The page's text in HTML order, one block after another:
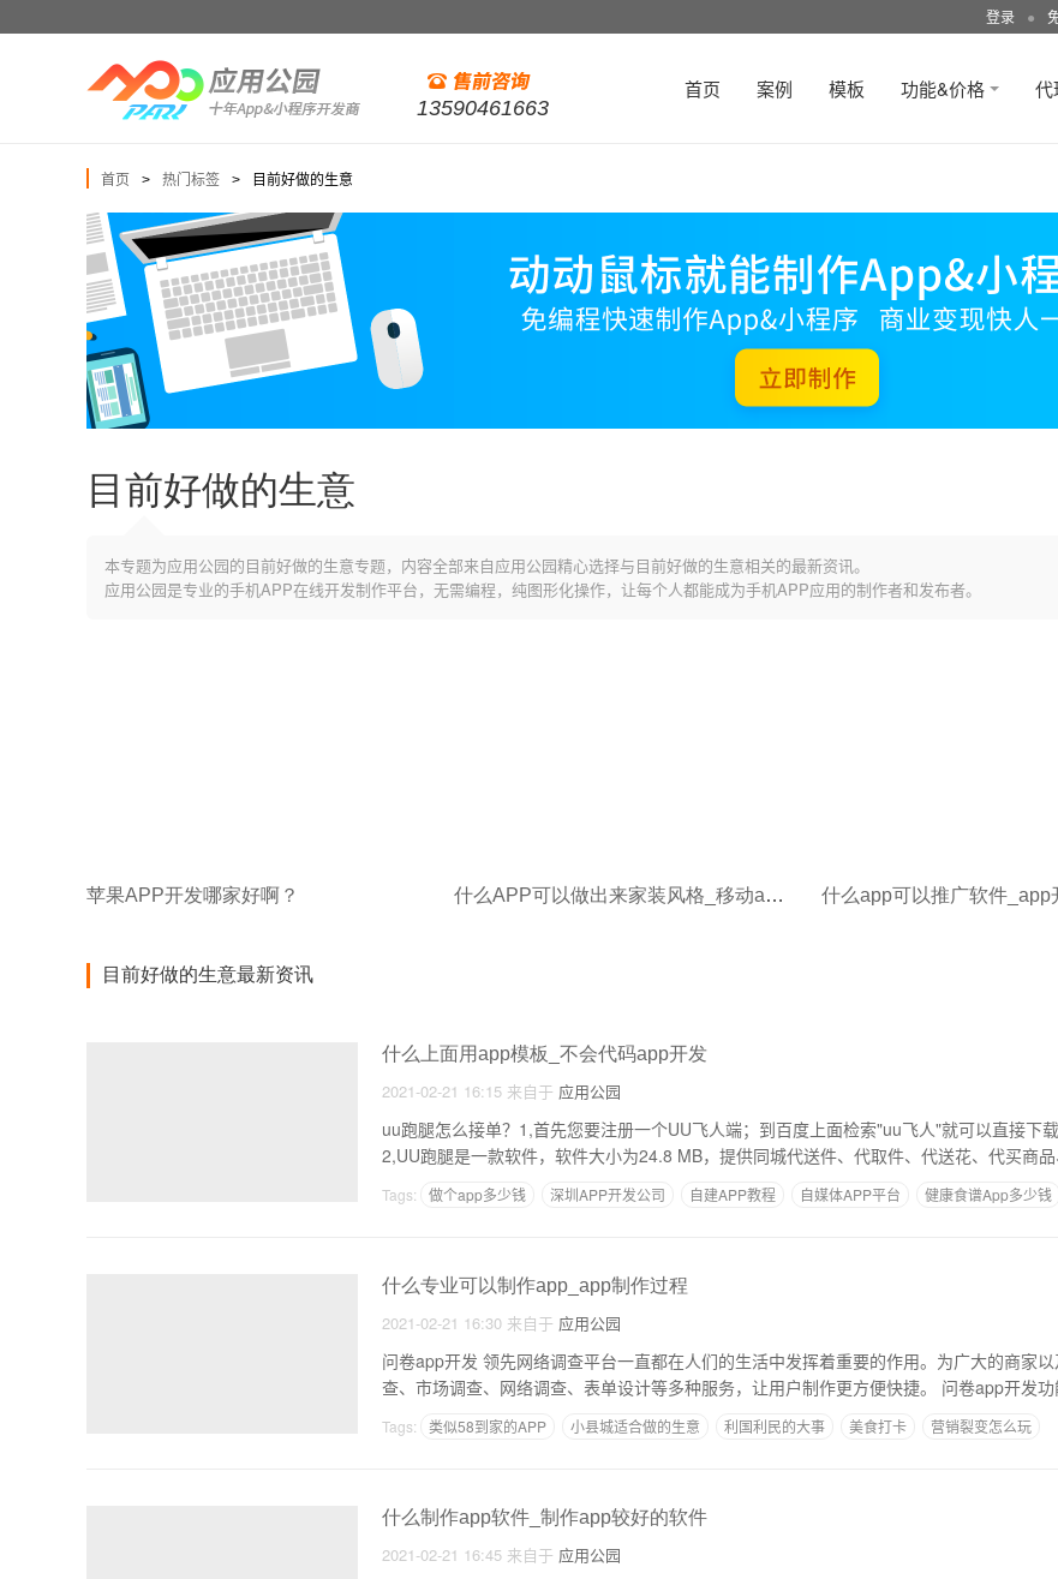
登录 ●
13590461663
首页 案例 模板 功能&价格 代
首页 > 热门标签 > 目前好做的生意
目前好做的生意
本专题为应用公园的目前好做的生意专题，内容全部来自应用公园精心选择与目前好做的生意相关的最新资讯。
应用公园是专业的手机APP在线开发制作平台，无需编程，纯图形化操作，让每个人都能成为手机APP应用的制作者和发布者。
苹果APP开发哪家好啊？ 什么APP可以做出来家装风格_移动app开发模式
目前好做的生意最新资讯
什么上面用app模板_不会代码app开发
2021-02-21 16:15 来自于 应用公园
uu跑腿怎么接单？1,首先您要注册一个UU飞人端；到百度上面检索"uu飞人"就可以直接下载
2,UU跑腿是一款软件，软件大小为24.8 MB，提供同城代送件、代取件、代送花、代买商品
Tags: 做个app多少钱 深圳APP开发公司 自建APP教程 自媒体APP平台 健康食谱App多少钱
什么专业可以制作app_app制作过程
2021-02-21 16:30 来自于 应用公园
问卷app开发 领先网络调查平台一直都在人们的生活中发挥着重要的作用。为广大的商家
查、市场调查、网络调查、表单设计等多种服务，让用户制作更方便快捷。 问卷app开发
Tags: 类似58到家的APP 小县城适合做的生意 利国利民的大事 美食打卡
营销裂变怎么玩
什么制作app软件_制作app较好的软件
2021-02-21 16:45 来自于 应用公园